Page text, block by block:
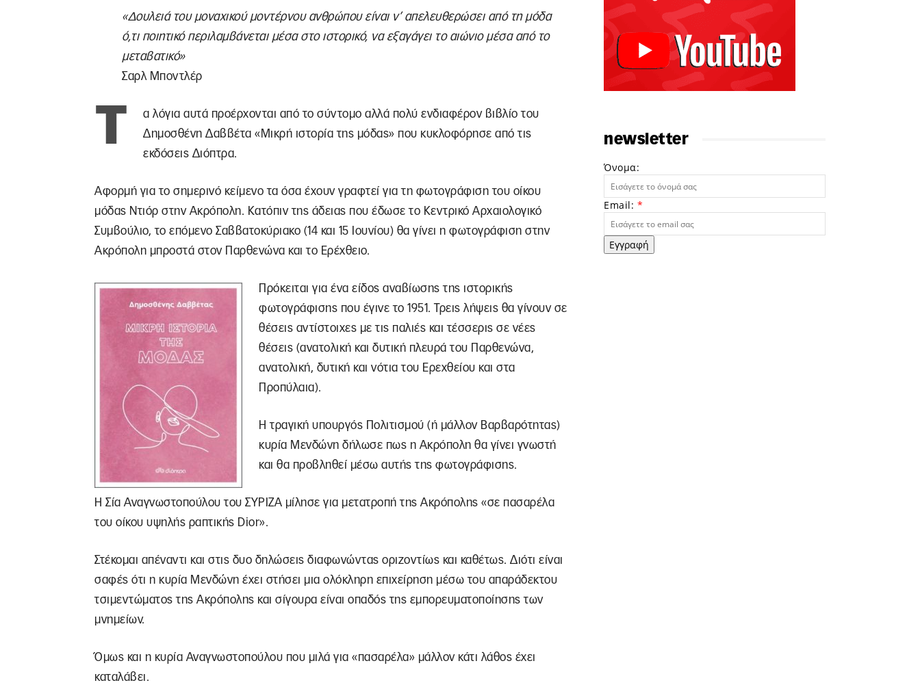
«Δουλειά του μοναχικού μοντέρνου ανθρώπου είναι ν’ απελευθερώσει από τη μόδα
ό,τι ποιητικό περιλαμβάνεται μέσα στο ιστορικό, να εξαγάγει το αιώνιο μέσα από το
μεταβατικό»
Σαρλ Μποντλέρ
Τ
α λόγια αυτά προέρχονται από το σύντομο αλλά πολύ ενδιαφέρον βιβλίο του
Δημοσθένη Δαββέτα «Μικρή ιστορία της μόδας» που κυκλοφόρησε από τις
εκδόσεις Διόπτρα.
Αφορμή για το σημερινό κείμενο τα όσα έχουν γραφτεί για τη φωτογράφιση του οίκου
μόδας Ντιόρ στην Ακρόπολη. Κατόπιν της άδειας που έδωσε το Κεντρικό Αρχαιολογικό
Συμβούλιο, το επόμενο Σαββατοκύριακο (14 και 15 Ιουνίου) θα γίνει η φωτογράφιση στην
Ακρόπολη μπροστά στον Παρθενώνα και το Ερέχθειο.
Πρόκειται για ένα είδος αναβίωσης της ιστορικής
φωτογράφισης που έγινε το 1951. Τρεις λήψεις θα γίνουν σε
θέσεις αντίστοιχες με τις παλιές και τέσσερις σε νέες
θέσεις (ανατολική και δυτική πλευρά του Παρθενώνα,
ανατολική, δυτική και νότια του Ερεχθείου και στα
Προπύλαια).
Η τραγική υπουργός Πολιτισμού (ή μάλλον Βαρβαρότητας)
κυρία Μενδώνη δήλωσε πως η Ακρόπολη θα γίνει γνωστή
και θα προβληθεί μέσω αυτής της φωτογράφισης.
Η Σία Αναγνωστοπούλου του ΣΥΡΙΖΑ μίλησε για μετατροπή της Ακρόπολης «σε πασαρέλα
του οίκου υψηλής ραπτικής Dior».
Στέκομαι απέναντι και στις δυο δηλώσεις διαφωνώντας οριζοντίως και καθέτως. Διότι είναι
σαφές ότι η κυρία Μενδώνη έχει στήσει μια ολόκληρη επιχείρηση μέσω του απαράδεκτου
τσιμεντώματος της Ακρόπολης και σίγουρα είναι οπαδός της εμπορευματοποίησης των
μνημείων.
Όμως και η κυρία Αναγνωστοπούλου που μιλά για «πασαρέλα» μάλλον κάτι λάθος έχει
καταλάβει.
newsletter
Όνομα:
Email: *
Εγγραφή